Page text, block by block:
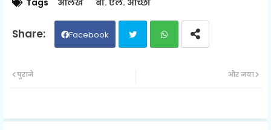
Facebook
ap
और नया
पुराने